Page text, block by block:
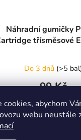
cookies, abychom
webu
Náhradní gumičky
třísměsové
Do 3 dnů (>5 bal)
99 Kč
DO KOŠÍKU